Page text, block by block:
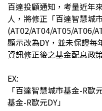
百達投顧通知，考量近年
人，將修正「百達智慧城
(AT02/AT04/AT05/AT06/
顯示改為DY，並未保證
資訊修正後之基金配息政
EX:
「百達智慧城市基金-R
基金-R歐元DY」